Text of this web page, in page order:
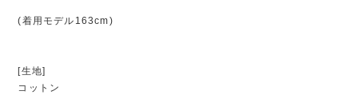
(着用モデル163cm)
[生地]
コットン